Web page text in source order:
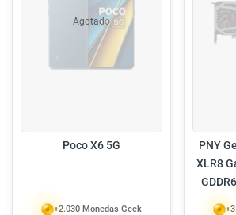
Agotado
Poco X6 5G
+2.030 Monedas Geek
PNY
XLR8